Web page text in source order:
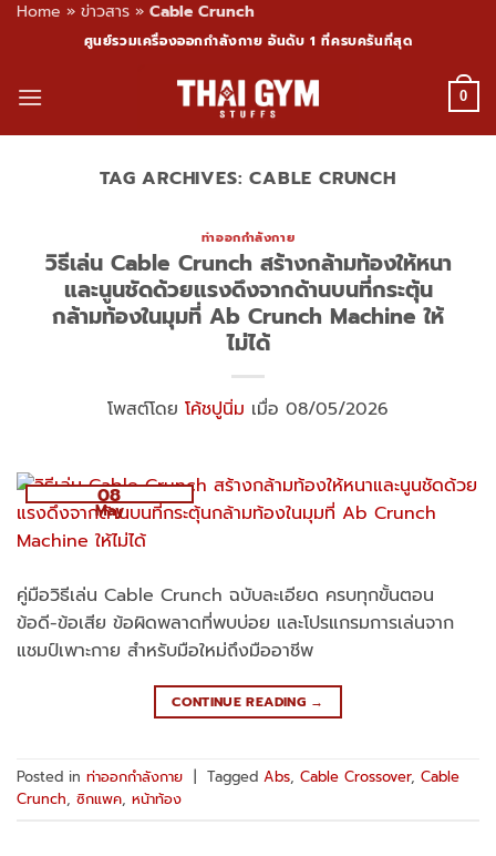
Home » ข่าวสาร » Cable Crunch
content
ศูนย์รวมเครื่องออกกำลังกาย อันดับ 1 ที่ครบครันที่สุด
0
TAG ARCHIVES:CABLE CRUNCH
ท่าออกกำลังกาย
วิธีเล่น Cable Crunch สร้างกล้ามท้องให้หนา
และนูนชัดด้วยแรงดึงจากด้านบนที่กระตุ้น
กล้ามท้องในมุมที่ Ab Crunch Machine ให้
ไม่ได้
โพสต์โดย โค้ชปูนิ่ม เมื่อ 08/05/2026
08
May
คู่มือวิธีเล่น Cable Crunch ฉบับละเอียด ครบทุกขั้นตอน
ข้อดี-ข้อเสีย ข้อผิดพลาดที่พบบ่อย และโปรแกรมการเล่นจาก
แชมป์เพาะกาย สำหรับมือใหม่ถึงมืออาชีพ
CONTINUE READING →
Posted in ท่าออกกำลังกาย Tagged Abs, Cable Crossover, Cable
Crunch, ซิกแพค, หน้าท้อง